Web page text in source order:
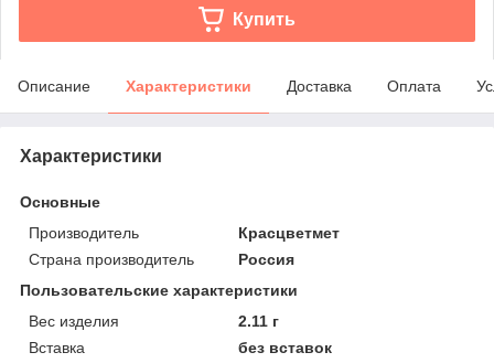
Купить
Описание Характеристики Доставка Оплата
Характеристики
Основные
Производитель
Красцветмет
Страна производитель
Россия
Пользовательские характеристики
Вес изделия
2.11 г
Вставка
без вставок